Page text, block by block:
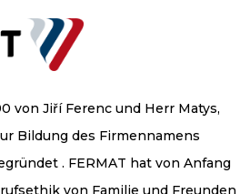
von Jiří Ferenc und Herr Matys,
Bildung des Firmennamens
. FERMAT hat von Anfang